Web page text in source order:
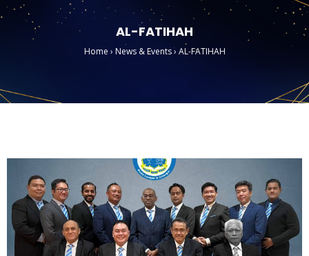
AL-FATIHAH
Home › News & Events› AL-FATIHAH